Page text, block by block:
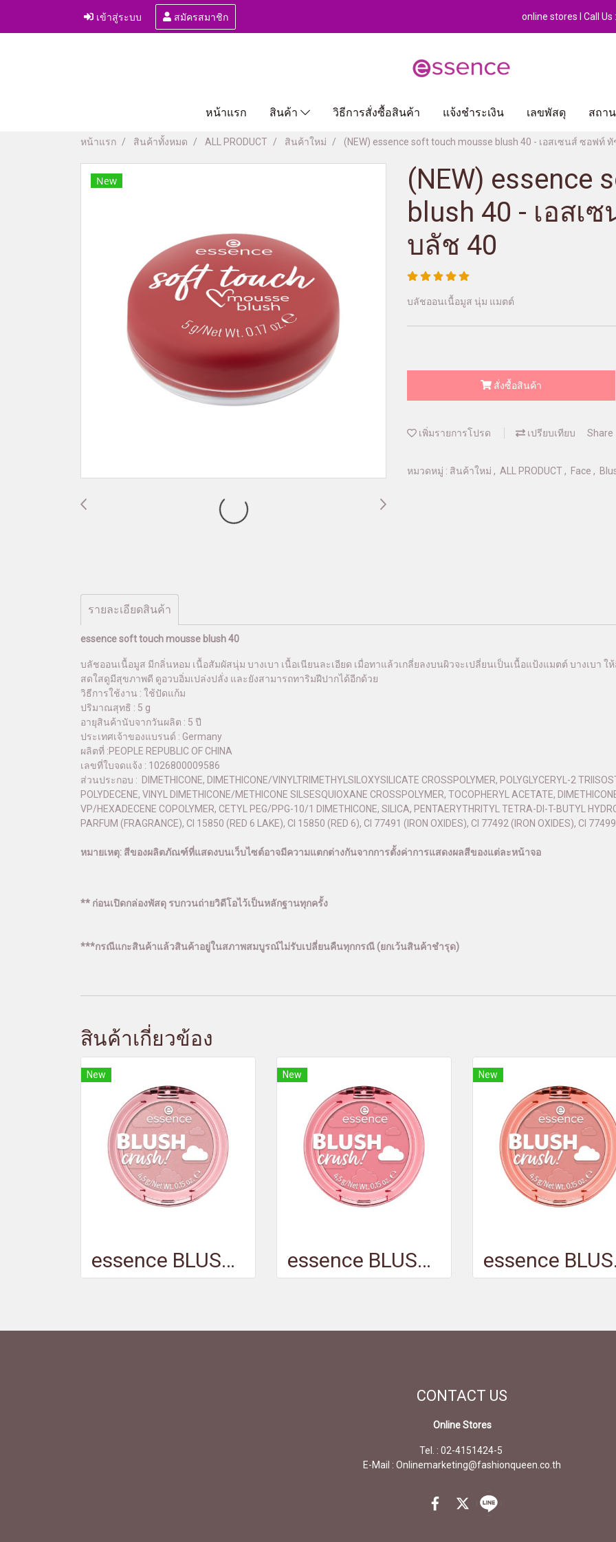
เข้าสู่ระบบ สมัครสมาชิก online stores l Call
หน้าแรก สินค้า วิธีการสั่งซื้อสินค้า แจ้งชำระเงิน เลขพัสดุ สถา
หน้าแรก สินค้าทั้งหมด ALL PRODUCT สินค้าใหม่ (NEW) essence soft touch mousse blush 40 - เอสเซนส์ ซอฟท์
New
(NEW) essence
blush 40 - เอส
บลัช 40
บลัชออนเนื้อมูส นุ่ม แมตต์
สั่งซื้อสินค้า
เพิ่มรายการโปรด เปรียบเทียบ Share
หมวดหมู่ : สินค้าใหม่ , ALL PRODUCT , Face ,
รายละเอียดสินค้า
essence soft touch mousse blush 40
บลัชออนเนื้อมูส มีกลิ่นหอม เนื้อสัมผัสนุ่ม บางเบา เนื้อเนียนละเอียด เมื่อทาแล้วเกลี่ยลงบนผิวจะเปลี่ยนเป็นเนื้อแป้งแมตต์ บางเบา
สดใสดูมีสุขภาพดี ดูอวบอิ่มเปล่งปลั่ง และยังสามารถทาริมฝีปากได้อีกด้วย
วิธีการใช้งาน : ใช้ปัดแก้ม
ปริมาณสุทธิ : 5 g
อายุสินค้านับจากวันผลิต : 5 ปี
ประเทศเจ้าของแบรนด์ : Germany
ผลิตที่ :PEOPLE REPUBLIC OF CHINA
เลขที่ใบจดแจ้ง : 1026800009586
ส่วนประกอบ : DIMETHICONE, DIMETHICONE/VINYLTRIMETHYLSILOXYSILICATE CROSSPOLYMER, POLYGLYCERYL-2
POLYDECENE, VINYL DIMETHICONE/METHICONE SILSESQUIOXANE CROSSPOLYMER, TOCOPHERYL ACETATE,
VP/HEXADECENE COPOLYMER, CETYL PEG/PPG-10/1 DIMETHICONE, SILICA, PENTAERYTHRITYL TETRA-DI-T-BUTYL
PARFUM (FRAGRANCE), CI 15850 (RED 6 LAKE), CI 15850 (RED 6), CI 77491 (IRON OXIDES), CI 77492 (IRON OXIDES), CI
หมายเหตุ: สีของผลิตภัณฑ์ที่แสดงบนเว็บไซต์อาจมีความแตกต่างกันจากการตั้งค่าการแสดงผลสีของแต่ละหน้าจอ
** ก่อนเปิดกล่องพัสดุ รบกวนถ่ายวิดีโอไว้เป็นหลักฐานทุกครั้ง
***กรณีแกะสินค้าแล้วสินค้าอยู่ในสภาพสมบูรณ์ไม่รับเปลี่ยนคืนทุกกรณี (ยกเว้นสินค้าชำรุด)
สินค้าเกี่ยวข้อง
New
essence BLUSH crush! 100 - เอสเซนส์ บลัช ครัช 100
New
essence BLUSH crush! 130 - เอสเซนส์ บลัช ครัช 130
New
CONTACT US
Online Stores
Tel. : 02-4151424-5
E-Mail : Onlinemarketing@fashionqueen.co.th